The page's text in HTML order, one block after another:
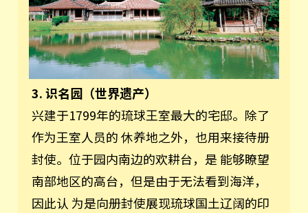
3. 识名园（世界遗产）
兴建于1799年的琉球王室最大的宅邸。除了
作为王室人员的 休养地之外，也用来接待册
封使。位于园内南边的欢耕台，是 能够瞭望
南部地区的高台，但是由于无法看到海洋，
因此认 为是向册封使展现琉球国土辽阔的印